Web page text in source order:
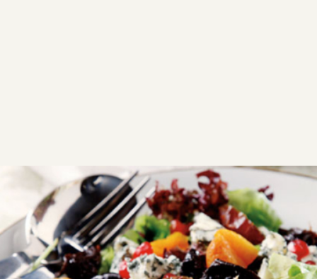
ΣΥΝΤΑΓΕΣ ΑΛΜΥΡΑ ΣΑΛΑΤΕΣ
Σαλάτα µε σύκα
V